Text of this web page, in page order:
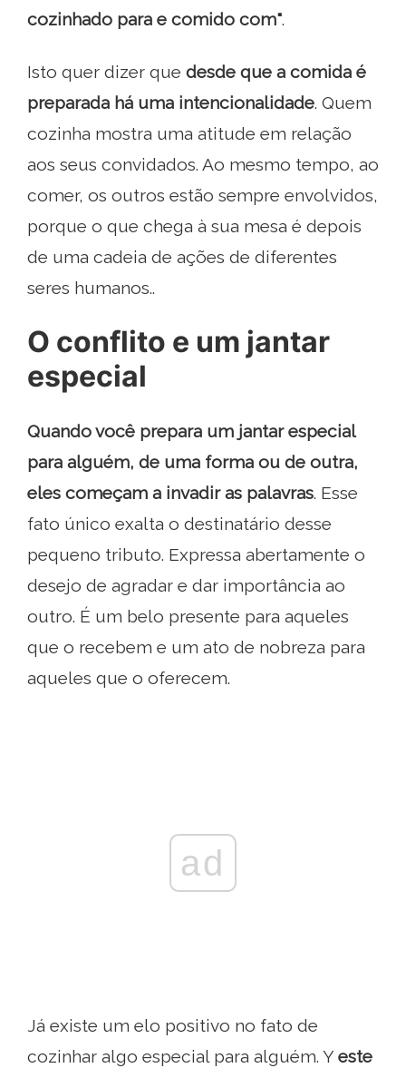
cozinhado para e comido com".
Isto quer dizer que desde que a comida é
preparada há uma intencionalidade. Quem
cozinha mostra uma atitude em relação
aos seus convidados. Ao mesmo tempo, ao
comer, os outros estão sempre envolvidos,
porque o que chega à sua mesa é depois
de uma cadeia de ações de diferentes
seres humanos..
O conflito e um jantar
especial
Quando você prepara um jantar especial
para alguém, de uma forma ou de outra,
eles começam a invadir as palavras. Esse
fato único exalta o destinatário desse
pequeno tributo. Expressa abertamente o
desejo de agradar e dar importância ao
outro. É um belo presente para aqueles
que o recebem e um ato de nobreza para
aqueles que o oferecem.
ad
Já existe um elo positivo no fato de
cozinhar algo especial para alguém. Y este